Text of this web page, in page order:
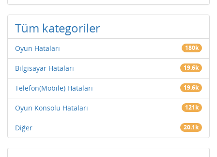
Tüm kategoriler
Oyun Hataları 180k
Bilgisayar Hataları 19.6k
Telefon(Mobile) Hataları 19.6k
Oyun Konsolu Hataları 121k
Diğer 20.1k